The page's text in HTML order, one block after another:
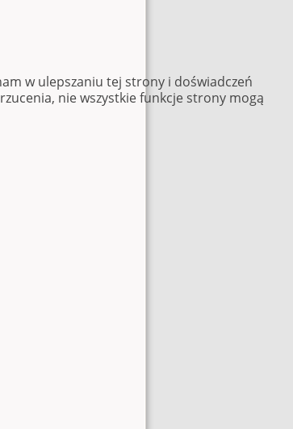
w ulepszaniu tej strony i doświadczeń
nie wszystkie funkcje strony mogą